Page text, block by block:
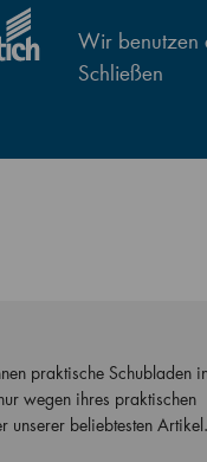
Wir benutzen
Schließen
praktische Schubladen
wegen ihres praktischen
unserer beliebtesten Artikel.